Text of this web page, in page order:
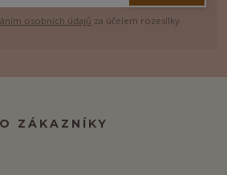
osobních údajů za účelem rozesílky
ZÁKAZNÍKY